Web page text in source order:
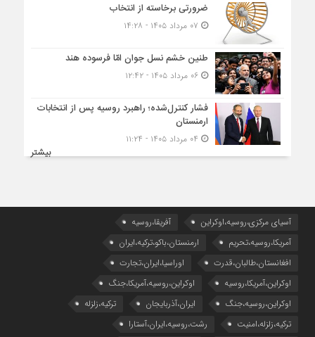
ضرورتی برخاسته از انتخاب
طنین خشم نسل جوان امّا فرسوده هند
۰۶ مرداد ۱۴۰۵ - ۱۲:۴۲
فشار کنترل‌شده؛ راهبرد روسیه پس از انتخابات
ارمنستان
بیشتر
آسیای مرکزی،روسیه،اوکراین
آفریقا،روسیه
آمریکا،روسیه،تحریم
ارمنستان،باکو،ترکیه،ایران
افغانستان،طالبان،قدرت
اوراسیا،ایران،تجارت
اوکراین،آمریکا،روسیه
اوکراین،روسیه،آمریکا،جنگ
اوکراین،روسیه،جنگ
ایران،آذربایجان
ترکیه،زلزله
ترکیه،زلزله،امنیت
رشت،روسیه،ایران،آستارا